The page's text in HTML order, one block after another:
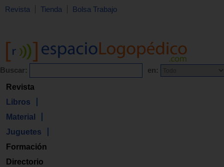
Revista Tienda Bolsa Trabajo
Buscar: en:
Revista
Libros
Material
Juguetes
Formación
Directorio